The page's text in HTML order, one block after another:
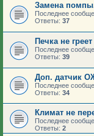
Замена
Последнее
Ответы: 37
Печка не греет
Последнее
Ответы: 39
Доп. датчик
Последнее
Ответы: 34
Климат не
Последнее
Ответы: 2